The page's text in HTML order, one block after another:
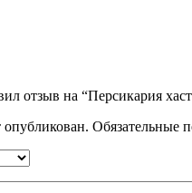
отзыв на “Персикария
опубликован. Обязательные